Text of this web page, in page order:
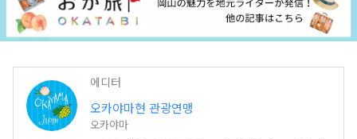
에디터
오카야마현 관광연맹
오카야마